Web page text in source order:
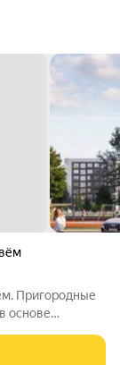
Пригородные
основе